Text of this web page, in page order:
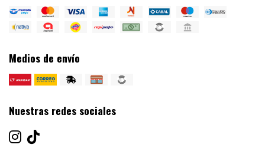
Medios de envío
Nuestras redes sociales